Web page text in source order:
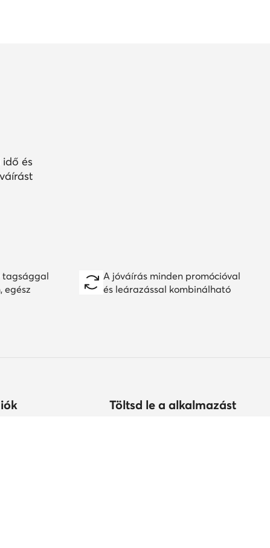
és
tagsággal
egész
A jóváírás minden promócióval
és leárazással kombinálható
Töltsd le a alkalmazást